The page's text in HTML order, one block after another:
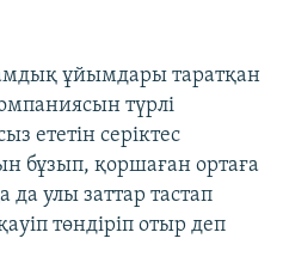
ұйымдары таратқан
түрлі
ететін серіктес
бұзып, қоршаған ортаға
улы заттар тастап
төндіріп отыр деп